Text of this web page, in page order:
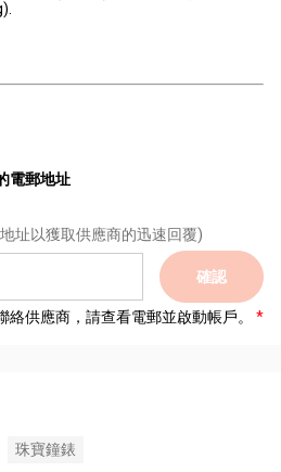
電郵地址
址以獲取供應商的迅速回覆)
確認
供應商，請查看電郵並啟動帳戶。
珠寶鐘錶